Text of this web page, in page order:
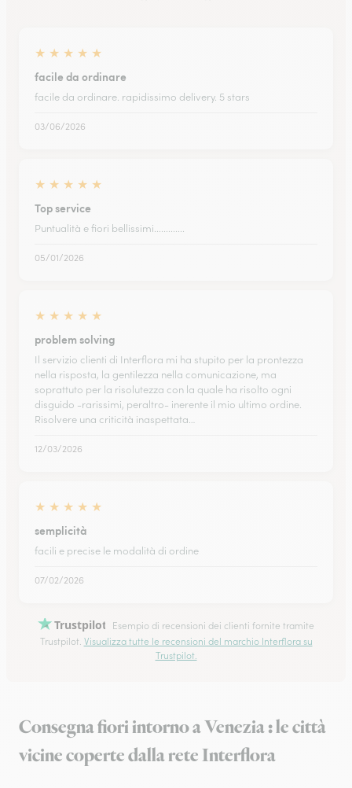
★ ★ ★ ★ ★
facile da ordinare
facile da ordinare. rapidissimo delivery. 5 stars
03/06/2026
★ ★ ★ ★ ★
Top service
Puntualità e fiori bellissimi.............
05/01/2026
★ ★ ★ ★ ★
problem solving
Il servizio clienti di Interflora mi ha stupito per la prontezza
nella risposta, la gentilezza nella comunicazione, ma
soprattuto per la risolutezza con la quale ha risolto ogni
disguido -rarissimi, peraltro- inerente il mio ultimo ordine.
Risolvere una criticità inaspettata…
12/03/2026
★ ★ ★ ★ ★
semplicità
facili e precise le modalità di ordine
07/02/2026
Trustpilot
Esempio di recensioni dei clienti fornite tramite
Trustpilot. Visualizza tutte le recensioni del marchio Interflora su
Trustpilot.
Consegna fiori intorno a Venezia : le città
vicine coperte dalla rete Interflora